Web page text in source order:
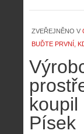
ZVEŘEJNĚNO V
BUĎTE PRVNÍ,
koupil
Písek